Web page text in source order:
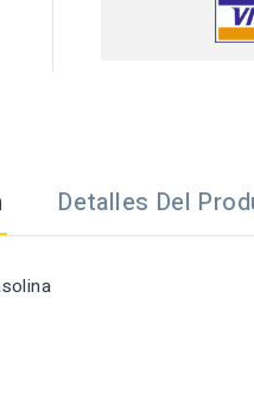
Detalles Del